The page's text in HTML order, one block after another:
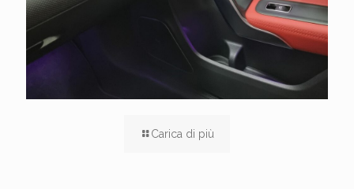
Carica di più